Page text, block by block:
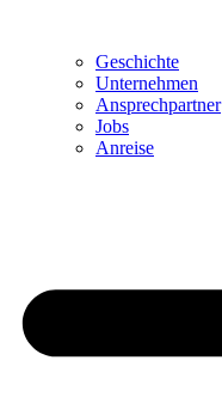
Geschichte
Unternehmen
Ansprechpartner
Jobs
Anreise